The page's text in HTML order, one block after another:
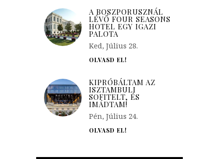
A BOSZPORUSZNÁL
LÉVŐ FOUR SEASONS
HOTEL EGY IGAZI
PALOTA
Ked, Július 28.
OLVASD EL!
KIPRÓBÁLTAM AZ
ISZTAMBULI
SOFITELT, ÉS
IMÁDTAM!
Pén, Július 24.
OLVASD EL!